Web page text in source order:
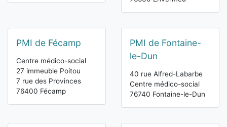
PMI de Fécamp
Centre médico-social
27 immeuble Poitou
7 rue des Provinces
76400 Fécamp
PMI de Fontaine-
le-Dun
40 rue Alfred-Labarbe
Centre médico-social
76740 Fontaine-le-Dun